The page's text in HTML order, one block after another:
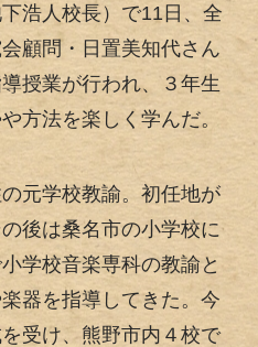
浩人校長）で11日、全
顧問・日置美知代さん
授業が行われ、３年生
方法を楽しく学んだ。
元学校教諭。初任地が
後は桑名市の小学校に
学校音楽専科の教諭と
器を指導してきた。今
受け、熊野市内４校で